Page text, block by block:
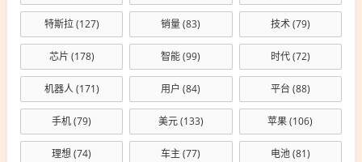
特斯拉(127) 销量(83) 技术(79)
芯片 (178) 智能(99) 时代(72)
机器人(171) 用户 (84) 平台 (88)
手机(79) 美元(133) 苹果(106)
理想(74) 车主(77) 电池(81)